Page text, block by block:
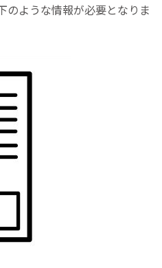
のような情報が必要となりま